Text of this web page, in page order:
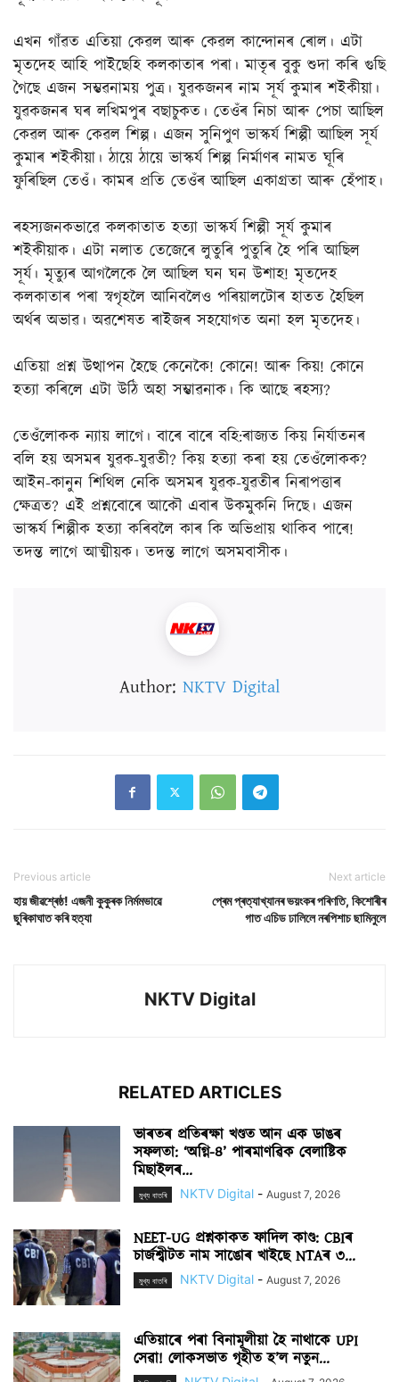
এখন গাঁৱত এতিয়া কেৱল আৰু কেৱল কান্দোনৰ ৰোল। এটা
মৃতদেহ আহি পাইছেহি কলকাতাৰ পৰা। মাতৃৰ বুকু শুদা কৰি গুছি
গৈছে এজন সম্ভৱনাময় পুত্ৰ। যুৱকজনৰ নাম সূৰ্য কুমাৰ শইকীয়া।
যুৱকজনৰ ঘৰ লখিমপুৰ বছাচুকত। তেওঁৰ নিচা আৰু পেচা আছিল
কেৱল আৰু কেৱল শিল্প। এজন সুনিপুণ ভাস্কৰ্য শিল্পী আছিল সূৰ্য
কুমাৰ শইকীয়া। ঠায়ে ঠায়ে ভাস্কৰ্য শিল্প নিৰ্মাণৰ নামত ঘূৰি
ফুৰিছিল তেওঁ। কামৰ প্ৰতি তেওঁৰ আছিল একাগ্ৰতা আৰু হেঁপাহ।
ৰহস্যজনকভাৱে কলকাতাত হত্যা ভাস্কৰ্য শিল্পী সূৰ্য কুমাৰ
শইকীয়াক। এটা নলাত তেজেৰে লুতুৰি পুতুৰি হৈ পৰি আছিল
সূৰ্য। মৃত্যুৰ আগলৈকে লৈ আছিল ঘন ঘন উশাহ! মৃতদেহ
কলকাতাৰ পৰা স্বগৃহলৈ আনিবলৈও পৰিয়ালটোৰ হাতত হৈছিল
অৰ্থৰ অভাৱ। অৱশেষত ৰাইজৰ সহযোগত অনা হল মৃতদেহ।
এতিয়া প্ৰশ্ন উত্থাপন হৈছে কেনেকৈ! কোনে! আৰু কিয়! কোনে
হত্যা কৰিলে এটা উঠি অহা সম্ভাৱনাক। কি আছে ৰহস্য?
তেওঁলোকক ন্যায় লাগে। বাৰে বাৰে বহি:ৰাজ্যত কিয় নিৰ্যাতনৰ
বলি হয় অসমৰ যুৱক-যুৱতী? কিয় হত্যা কৰা হয় তেওঁলোকক?
আইন-কানুন শিথিল নেকি অসমৰ যুৱক-যুৱতীৰ নিৰাপত্তাৰ
ক্ষেত্ৰত? এই প্ৰশ্নবোৰে আকৌ এবাৰ উকমুকনি দিছে। এজন
ভাস্কৰ্য শিল্পীক হত্যা কৰিবলৈ কাৰ কি অভিপ্ৰায় থাকিব পাৰে!
তদন্ত লাগে আত্মীয়ক। তদন্ত লাগে অসমবাসীক।
Author: NKTV Digital
Previous article
হায় জীৱশ্ৰেষ্ঠ! এজনী কুকুৰক নিৰ্মমভাৱে
ছুৰিকাঘাত কৰি হত্যা
Next article
প্ৰেম প্ৰত্যাখ্যানৰ ভয়ংকৰ পৰিণতি, কিশোৰীৰ
গাত এচিড ঢালিলে নৰপিশাচ ছামিনুলে
NKTV Digital
RELATED ARTICLES
ভাৰতৰ প্ৰতিৰক্ষা খণ্ডত আন এক ডাঙৰ
সফলতা: ‘অগ্নি-৪’ পাৰমাণৱিক বেলাষ্টিক
মিছাইলৰ...
মুখ্য বাতৰি NKTV Digital - August 7, 2026
NEET-UG প্ৰশ্নকাকত ফাদিল কাণ্ড: CBIৰ
চাৰ্জশ্বীটত নাম সাঙোৰ খাইছে NTAৰ ৩...
মুখ্য বাতৰি NKTV Digital - August 7, 2026
এতিয়াৰে পৰা বিনামূলীয়া হৈ নাথাকে UPI
সেৱা! লোকসভাত গৃহীত হ’ল নতুন...